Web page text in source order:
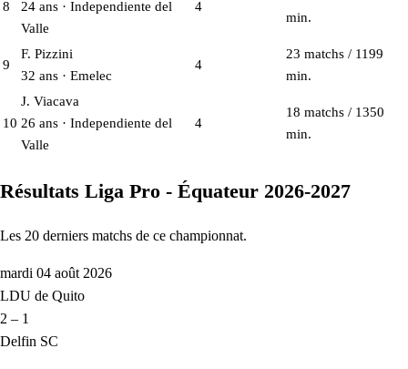
8
24 ans · Independiente del
Valle
4
min.
9
F. Pizzini
32 ans · Emelec
4
23 matchs / 1199
min.
10
J. Viacava
26 ans · Independiente del
Valle
4
18 matchs / 1350
min.
Résultats Liga Pro - Équateur 2026-2027
Les 20 derniers matchs de ce championnat.
mardi 04 août 2026
LDU de Quito
2 – 1
Delfin SC